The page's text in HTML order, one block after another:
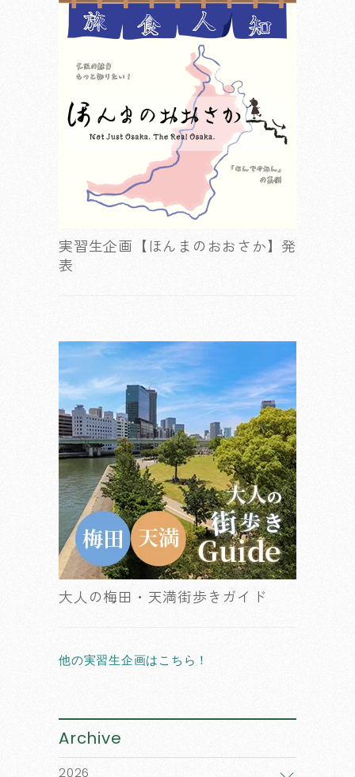
実習生企画【ほんまのおおさか】発
表
大人の梅田・天満街歩きガイド
他の実習生企画はこちら！
Archive
2026